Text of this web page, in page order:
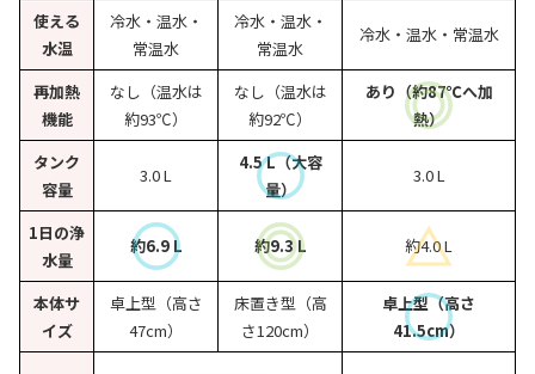
使える
水温
冷水・温水・
常温水
冷水・温水・
常温水
冷水・温水・常温水
再加熱
機能
なし（温水は
約93℃）
なし（温水は
約92℃）
あり（約87℃へ加
熱）
タンク
容量
3.0 L
4.5 L（大容
量）
3.0 L
1日の浄
水量
約6.9 L 約9.3 L 約4.0 L
本体サ
イズ
卓上型（高さ
47cm）
床置き型（高
さ120cm）
卓上型（高さ
41.5cm）